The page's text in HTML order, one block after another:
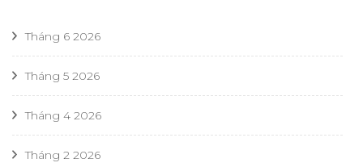
Tháng 6 2026
Tháng 5 2026
Tháng 4 2026
Tháng 2 2026